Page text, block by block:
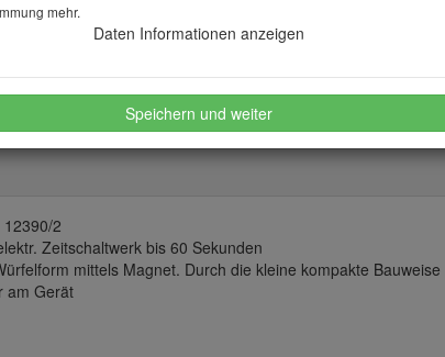
2
Zeitschaltwerk bis 60 Sekunden
mittels Magnet. Durch die kleine kompakte
am Gerät
mehr.
Daten Informationen anzeigen
Speichern und weiter